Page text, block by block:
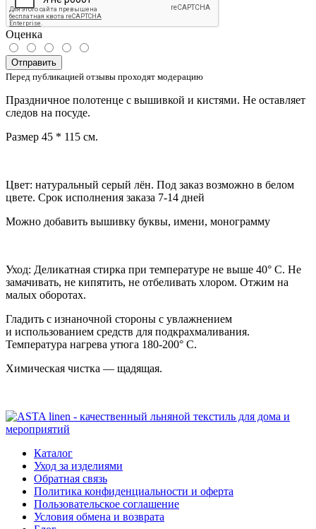
Оценка
Отправить
Перед публикацией отзывы проходят модерацию
Праздничное полотенце с вышивкой и кистями. Не оставляет
следов на посуде.
Размер 45 * 115 см.
Цвет: натуральный серый лён. Под заказ возможно в белом
цвете. Срок исполнения заказа 7-14 дней
Можно добавить вышивку буквы, имени, монограмму
Уход: Деликатная стирка при температуре не выше 40° С. Не
замачивать, не кипятить, не отбеливать хлором. Отжим на
малых оборотах.
Гладить с изнаночной стороны с увлажнением
и использованием средств для подкрахмаливания.
Температура нагрева утюга 180-200° С.
Химическая чистка — щадящая.
Каталог
Уход за изделиями
Обратная связь
Политика конфиденциальности и оферта
Пользовательское соглашение
Условия обмена и возврата